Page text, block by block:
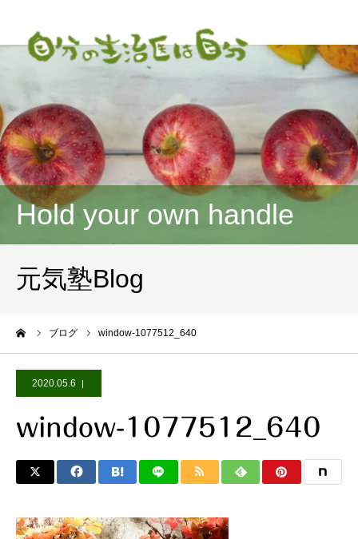
Hold your own handle
元気塾Blog
ブログ window-1077512_640
2020.05.6
window-1077512_640